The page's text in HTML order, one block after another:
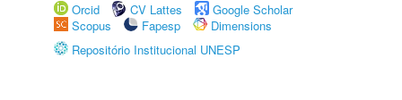
Orcid
CV Lattes
Google Scholar
Scopus
Fapesp
Dimensions
Repositório Institucional UNESP